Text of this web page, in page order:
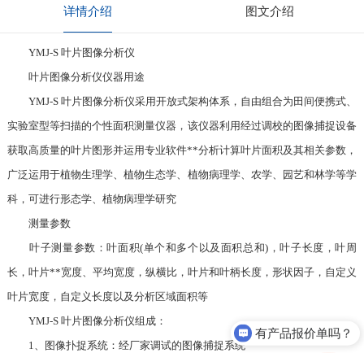
详情介绍 图文介绍
YMJ-S 叶片图像分析仪
叶片图像分析仪仪器用途
YMJ-S 叶片图像分析仪采用开放式架构体系，自由组合为田间便携式、
实验室型等扫描的个性面积测量仪器，该仪器利用经过调校的图像捕捉设备
获取高质量的叶片图形并运用专业软件**分析计算叶片面积及其相关参数，
广泛运用于植物生理学、植物生态学、植物病理学、农学、园艺和林学等学
科，可进行形态学、植物病理学研究
测量参数
叶子测量参数：叶面积(单个和多个以及面积总和)，叶子长度，叶周
长，叶片**宽度、平均宽度，纵横比，叶片和叶柄长度，形状因子，自定义
叶片宽度，自定义长度以及分析区域面积等
YMJ-S 叶片图像分析仪组成：
1、图像扑捉系统：经厂家调试的图像捕捉系统
有产品报价单吗？